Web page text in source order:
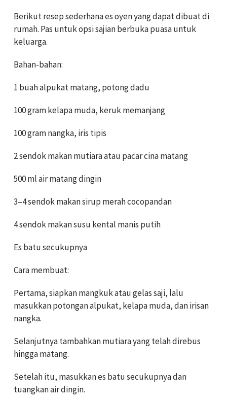
Berikut resep sederhana es oyen yang dapat dibuat di
rumah. Pas untuk opsi sajian berbuka puasa untuk
keluarga.
Bahan-bahan:
1 buah alpukat matang, potong dadu
100 gram kelapa muda, keruk memanjang
100 gram nangka, iris tipis
2 sendok makan mutiara atau pacar cina matang
500 ml air matang dingin
3–4 sendok makan sirup merah cocopandan
4 sendok makan susu kental manis putih
Es batu secukupnya
Cara membuat:
Pertama, siapkan mangkuk atau gelas saji, lalu
masukkan potongan alpukat, kelapa muda, dan irisan
nangka.
Selanjutnya tambahkan mutiara yang telah direbus
hingga matang.
Setelah itu, masukkan es batu secukupnya dan
tuangkan air dingin.